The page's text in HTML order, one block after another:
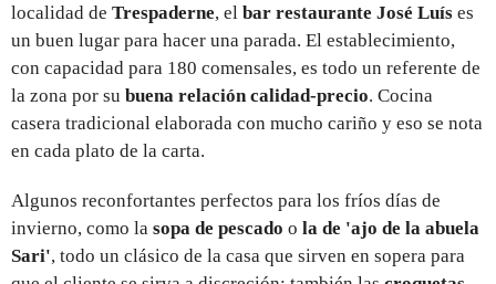
localidad de Trespaderne, el bar restaurante José Luís es
un buen lugar para hacer una parada. El establecimiento,
con capacidad para 180 comensales, es todo un referente de
la zona por su buena relación calidad-precio. Cocina
casera tradicional elaborada con mucho cariño y eso se nota
en cada plato de la carta.
Algunos reconfortantes perfectos para los fríos días de
invierno, como la sopa de pescado o la de 'ajo de la abuela
Sari', todo un clásico de la casa que sirven en sopera para